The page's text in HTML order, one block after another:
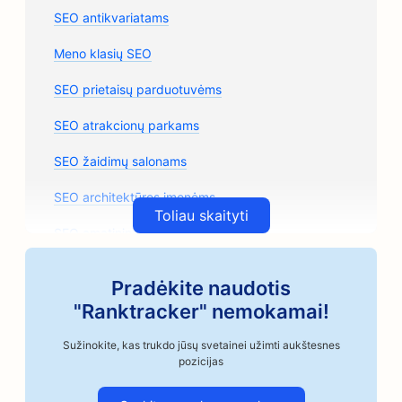
SEO antikvariatams
Meno klasių SEO
SEO prietaisų parduotuvėms
SEO atrakcionų parkams
SEO žaidimų salonams
SEO architektūros įmonėms
SEO amatininkų kavos skrudintojams
SEO automobilių remonto parduotuvėms
SEO automobilių kėbulų parduotuvėms
Toliau skaityti
Pradėkite naudotis
"Ranktracker" nemokamai!
Sužinokite, kas trukdo jūsų svetainei užimti aukštesnes
pozicijas